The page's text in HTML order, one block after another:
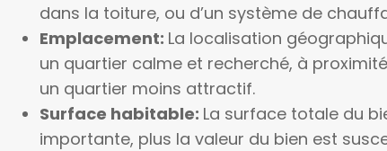
dans la toiture, ou d’un système de
Emplacement: La localisation
un quartier calme et recherché, à
un quartier moins attractif.
Surface habitable: La surface totale du
importante, plus la valeur du bien est